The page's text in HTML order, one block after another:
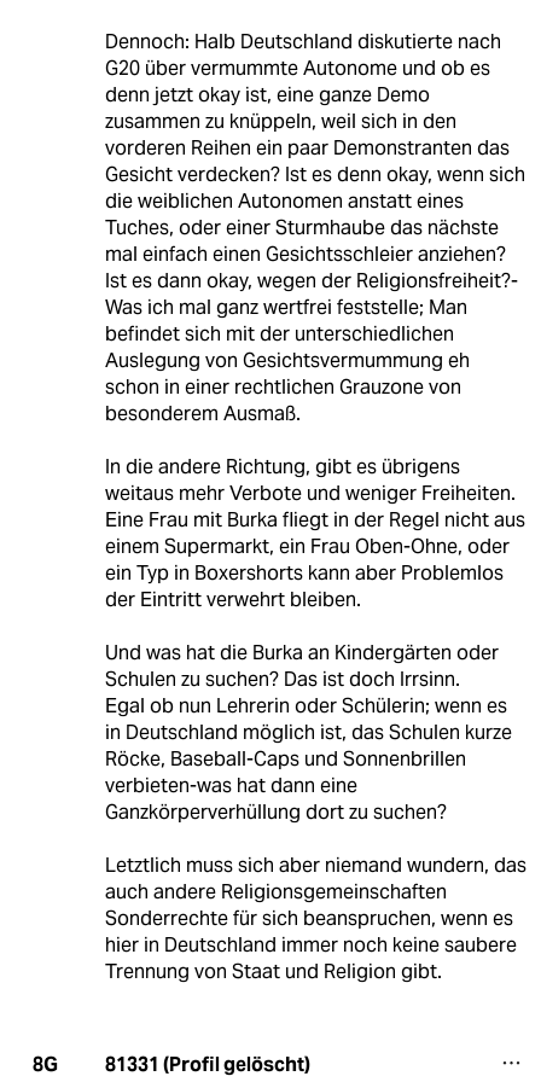
Dennoch: Halb Deutschland diskutierte nach
G20 über vermummte Autonome und ob es
denn jetzt okay ist, eine ganze Demo
zusammen zu knüppeln, weil sich in den
vorderen Reihen ein paar Demonstranten das
Gesicht verdecken? Ist es denn okay, wenn sich
die weiblichen Autonomen anstatt eines
Tuches, oder einer Sturmhaube das nächste
mal einfach einen Gesichtsschleier anziehen?
Ist es dann okay, wegen der Religionsfreiheit?-
Was ich mal ganz wertfrei feststelle; Man
befindet sich mit der unterschiedlichen
Auslegung von Gesichtsvermummung eh
schon in einer rechtlichen Grauzone von
besonderem Ausmaß.
In die andere Richtung, gibt es übrigens
weitaus mehr Verbote und weniger Freiheiten.
Eine Frau mit Burka fliegt in der Regel nicht aus
einem Supermarkt, ein Frau Oben-Ohne, oder
ein Typ in Boxershorts kann aber Problemlos
der Eintritt verwehrt bleiben.
Und was hat die Burka an Kindergärten oder
Schulen zu suchen? Das ist doch Irrsinn.
Egal ob nun Lehrerin oder Schülerin; wenn es
in Deutschland möglich ist, das Schulen kurze
Röcke, Baseball-Caps und Sonnenbrillen
verbieten-was hat dann eine
Ganzkörperverhüllung dort zu suchen?
Letztlich muss sich aber niemand wundern, das
auch andere Religionsgemeinschaften
Sonderrechte für sich beanspruchen, wenn es
hier in Deutschland immer noch keine saubere
Trennung von Staat und Religion gibt.
8G 81331 (Profil gelöscht)